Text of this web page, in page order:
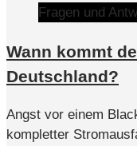
Fragen und
Wann kommt
Deutschland?
Angst vor einem
kompletter